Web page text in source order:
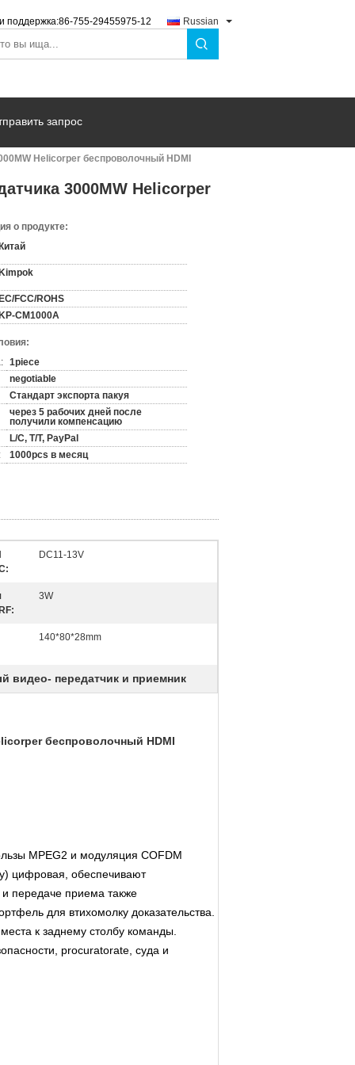
поддержка:86-755-29455975-12 Russian
запрос
Helicorper беспроволочный HDMI
3000MW Helicorper
о продукте:
FCC/ROHS
CM1000A
1piece
negotiable
Стандарт экспорта пакуя
через 5 рабочих дней после
получили компенсацию
L/C, T/T, PayPal
1000pcs в месяц
DC11-13V
3W
140*80*28mm
видео- передатчик и приемник
беспроволочный HDMI
MPEG2 и модуляция COFDM
цифровая, обеспечивают
передаче приема также
для втихомолку доказательства.
к заднему столбу команды.
procuratorate, суда и